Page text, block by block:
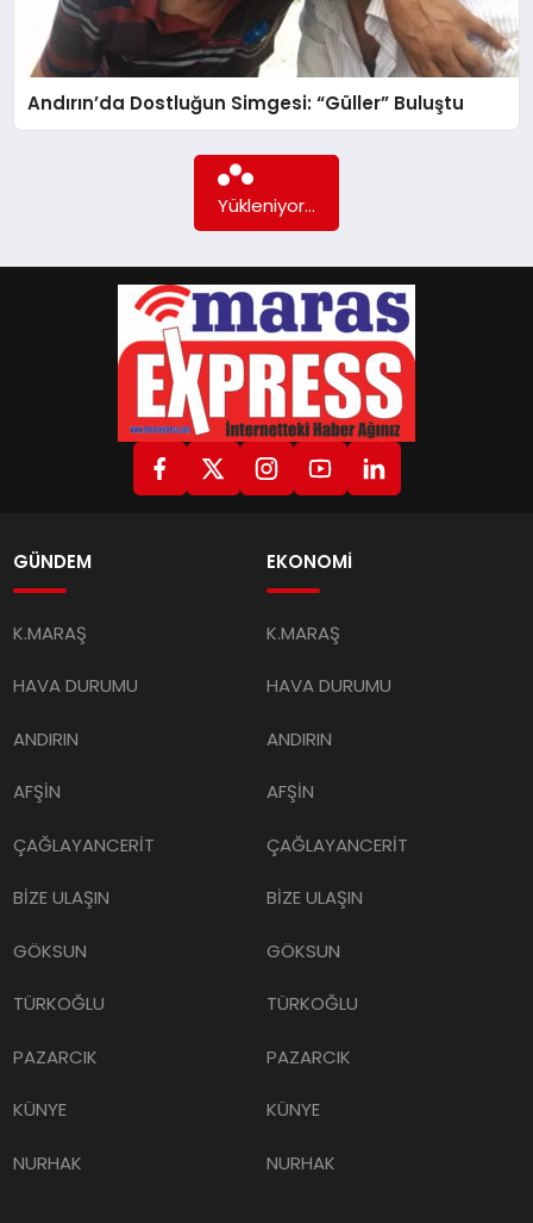
GÖKSUN
TÜRKOĞLU
Andırın’da Dostluğun Simgesi: “Güller” Buluştu
Yükleniyor...
GÜNDEM
K.MARAŞ
HAVA DURUMU
ANDIRIN
AFŞİN
ÇAĞLAYANCERİT
BİZE ULAŞIN
GÖKSUN
TÜRKOĞLU
PAZARCIK
KÜNYE
NURHAK
EKONOMİ
K.MARAŞ
HAVA DURUMU
ANDIRIN
AFŞİN
ÇAĞLAYANCERİT
BİZE ULAŞIN
GÖKSUN
TÜRKOĞLU
PAZARCIK
KÜNYE
NURHAK